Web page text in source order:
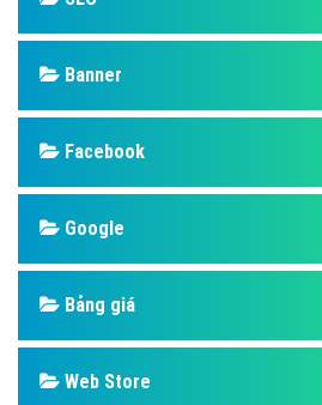
Banner
Facebook
Google
Bảng giá
Web Store